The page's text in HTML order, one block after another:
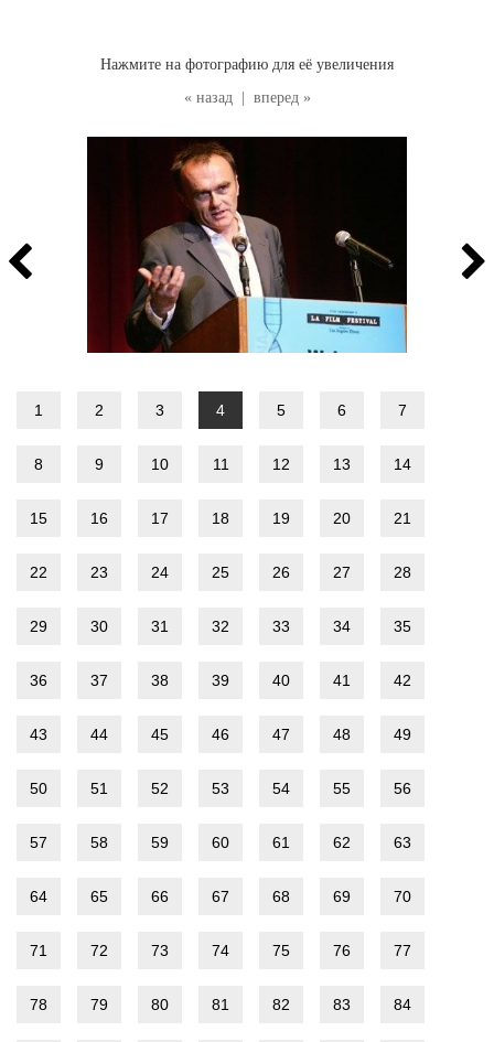
« назад вперед »
Нажмите на фотографию для её увеличения
1 2 3 4 5 6 7
8 9 10 11 12 13 14
15 16 17 18 19 20 21
22 23 24 25 26 27 28
29 30 31 32 33 34 35
36 37 38 39 40 41 42
43 44 45 46 47 48 49
50 51 52 53 54 55 56
57 58 59 60 61 62 63
64 65 66 67 68 69 70
71 72 73 74 75 76 77
78 79 80 81 82 83 84